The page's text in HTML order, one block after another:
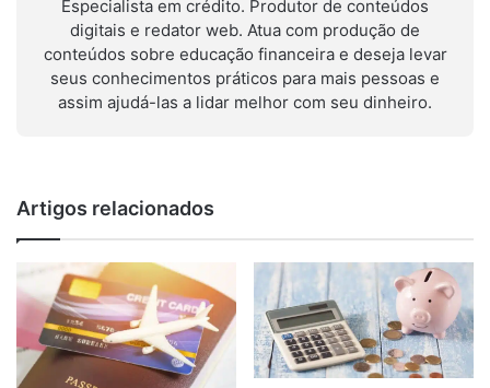
Especialista em crédito. Produtor de conteúdos
digitais e redator web. Atua com produção de
conteúdos sobre educação financeira e deseja levar
seus conhecimentos práticos para mais pessoas e
assim ajudá-las a lidar melhor com seu dinheiro.
Artigos relacionados